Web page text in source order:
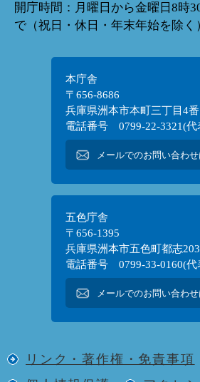
開庁時間：月曜日から金曜日8時
で（祝日・休日・年末年始を除く
本庁舎
〒656-8686
兵庫県洲本市本町三丁目4
電話番号 0799-22-3321(代
メールでのお問い合わ
五色庁舎
〒656-1395
兵庫県洲本市五色町都志
電話番号 0799-33-0160(代
メールでのお問い合わ
リンク・著作権・免責事項